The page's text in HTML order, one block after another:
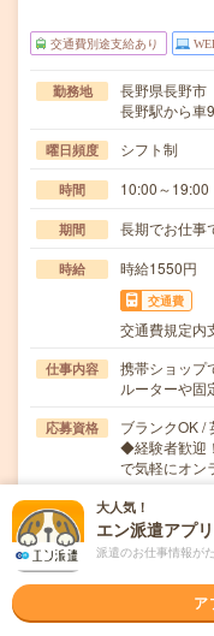
交通費別途支給あり
勤務地
長野県長野市
長野駅から車
曜日頻度 シフト制
時間 10:00～19:00
期間 長期でお仕事
時給 時給1550円
交通費
交通費規定内
仕事内容
携帯ショップ
ルーターや
応募資格
ブランクOK /
◆経験者歓迎
で気軽にオ
職場の雰囲気
年齢層
大人気！
エン派遣アプリ
派遣のお仕事情報が
ア